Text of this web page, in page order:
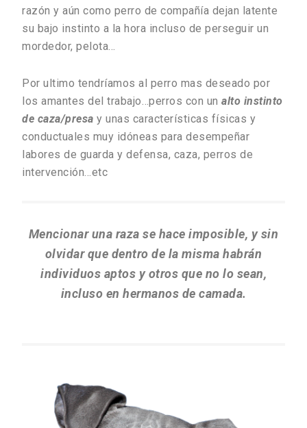
razón y aún como perro de compañía dejan latente
su bajo instinto a la hora incluso de perseguir un
mordedor, pelota…
Por ultimo tendríamos al perro mas deseado por
los amantes del trabajo…perros con unalto instinto
de caza/presa y unas características físicas y
conductuales muy idóneas para desempeñar
labores de guarda y defensa, caza, perros de
intervención…etc
Mencionar una raza se hace imposible, y sin
olvidar que dentro de la misma habrán
individuos aptos y otros que no lo sean,
incluso en hermanos de camada.